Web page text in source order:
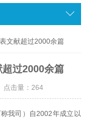
文献超过2000余篇
过2000余篇
击量： 264
我司）自2002年成立以